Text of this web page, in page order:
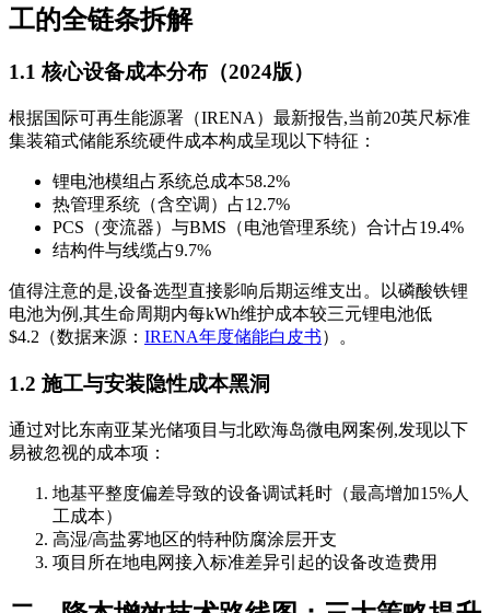
工的全链条拆解
1.1 核心设备成本分布（2024版）
根据国际可再生能源署（IRENA）最新报告,当前20英尺标准
集装箱式储能系统硬件成本构成呈现以下特征：
锂电池模组占系统总成本58.2%
热管理系统（含空调）占12.7%
PCS（变流器）与BMS（电池管理系统）合计占19.4%
结构件与线缆占9.7%
值得注意的是,设备选型直接影响后期运维支出。以磷酸铁锂
电池为例,其生命周期内每kWh维护成本较三元锂电池低
$4.2（数据来源： IRENA年度储能白皮书）。
1.2 施工与安装隐性成本黑洞
通过对比东南亚某光储项目与北欧海岛微电网案例,发现以下
易被忽视的成本项：
地基平整度偏差导致的设备调试耗时（最高增加15%人
工成本）
高湿/高盐雾地区的特种防腐涂层开支
项目所在地电网接入标准差异引起的设备改造费用